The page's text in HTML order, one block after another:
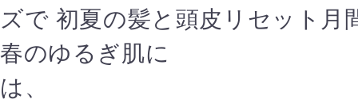
ズで 初夏の髪と頭皮リセット
春のゆるぎ肌に
は、 【